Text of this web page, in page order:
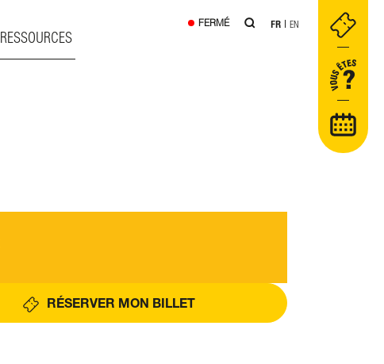
RESSOURCES
FERMÉ FR EN
RÉSERVER MON BILLET